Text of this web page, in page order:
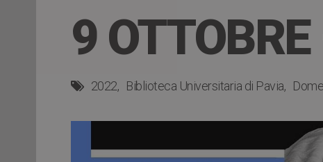
9
2022 Biblioteca Universitaria di Pavia